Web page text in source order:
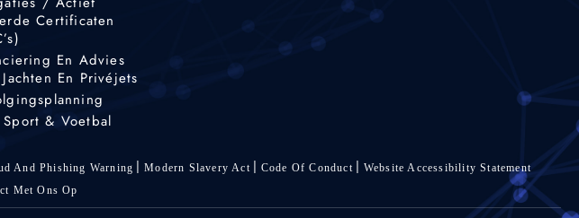
Certificaten
En Advies
En Privéjets
& Voetbal
And Phishing Warning Modern Slavery Act Code Of Conduct
Website Accessibility Statement
Met Ons Op